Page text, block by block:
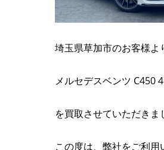
埼玉県草加市のお客様よ
メルセデスベンツ C450
を買取させていただきま
この度は、弊社をご利